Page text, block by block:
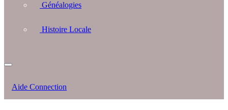
Généalogies
Histoire Locale
Aide Connection